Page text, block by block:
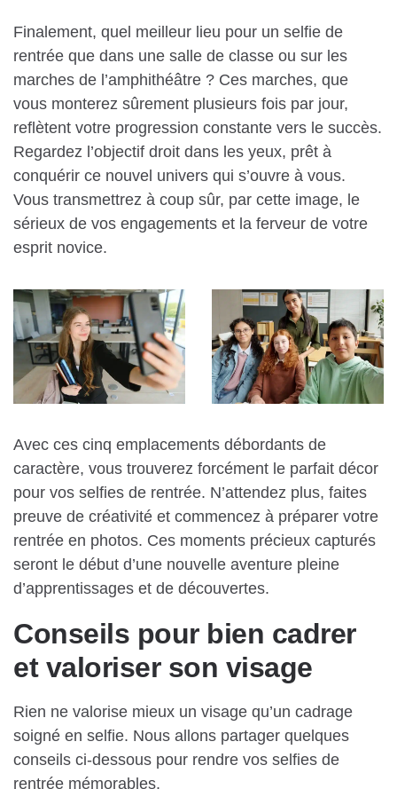
Finalement, quel meilleur lieu pour un selfie de
rentrée que dans une salle de classe ou sur les
marches de l’amphithéâtre ? Ces marches, que
vous monterez sûrement plusieurs fois par jour,
reflètent votre progression constante vers le succès.
Regardez l’objectif droit dans les yeux, prêt à
conquérir ce nouvel univers qui s’ouvre à vous.
Vous transmettrez à coup sûr, par cette image, le
sérieux de vos engagements et la ferveur de votre
esprit novice.
Avec ces cinq emplacements débordants de
caractère, vous trouverez forcément le parfait décor
pour vos selfies de rentrée. N’attendez plus, faites
preuve de créativité et commencez à préparer votre
rentrée en photos. Ces moments précieux capturés
seront le début d’une nouvelle aventure pleine
d’apprentissages et de découvertes.
Conseils pour bien cadrer
et valoriser son visage
Rien ne valorise mieux un visage qu’un cadrage
soigné en selfie. Nous allons partager quelques
conseils ci-dessous pour rendre vos selfies de
rentrée mémorables.